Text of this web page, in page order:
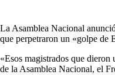
La Asamblea Nacional
que perpetraron un «golpe de
«Esos magistrados que
de la Asamblea Nacional, el